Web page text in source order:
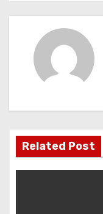
v
i
ó
Related Post